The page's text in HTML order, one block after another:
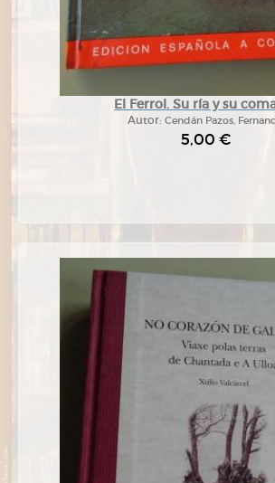
El Ferrol. Su ría y su
Autor: Cendán Pazos,
5,00 €